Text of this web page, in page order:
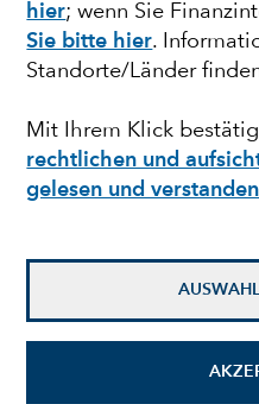
hier; wenn Sie
Sie bitte hier.
Standorte/Länder
Mit Ihrem Klick
rechtlichen und
gelesen und
KÜNSTLICHE INTELLIGENZ
Hat die
Intelligenz